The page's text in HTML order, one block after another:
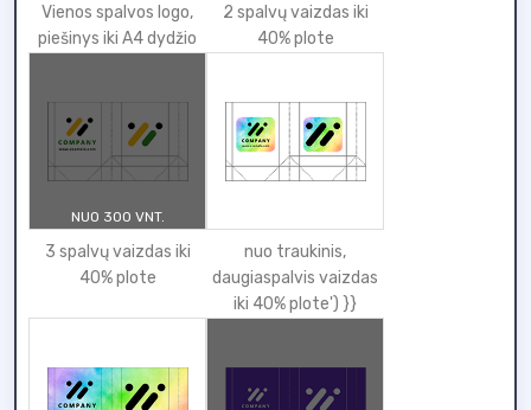
Vienos spalvos logo,
piešinys iki A4 dydžio
2 spalvų vaizdas iki
40% plote
NUO 300 VNT.
3 spalvų vaizdas iki
40% plote
nuo traukinis,
daugiaspalvis vaizdas
iki 40% plote') }}